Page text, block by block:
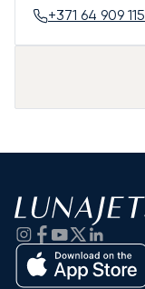
+371 64 909 115